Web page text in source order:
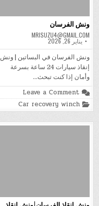
ونش الفرسان
MRISUZU4@GMAIL.COM
يناير 26, 2026
ونش الفرسان في البساتين | ونش
إنقاذ سيارات 24 ساعة بسرعة
وأمان إذا كنت تبحث…
Leave a Comment
ونش
الفرسان Posted
in
Car recovery winch